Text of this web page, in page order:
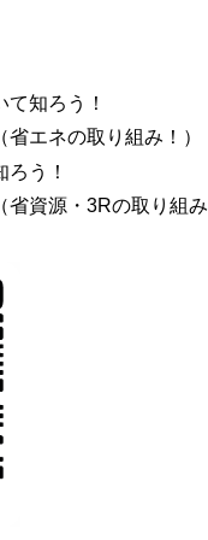
知ろう！
エネの取り組み！）
う！
省資源・3Rの取り組